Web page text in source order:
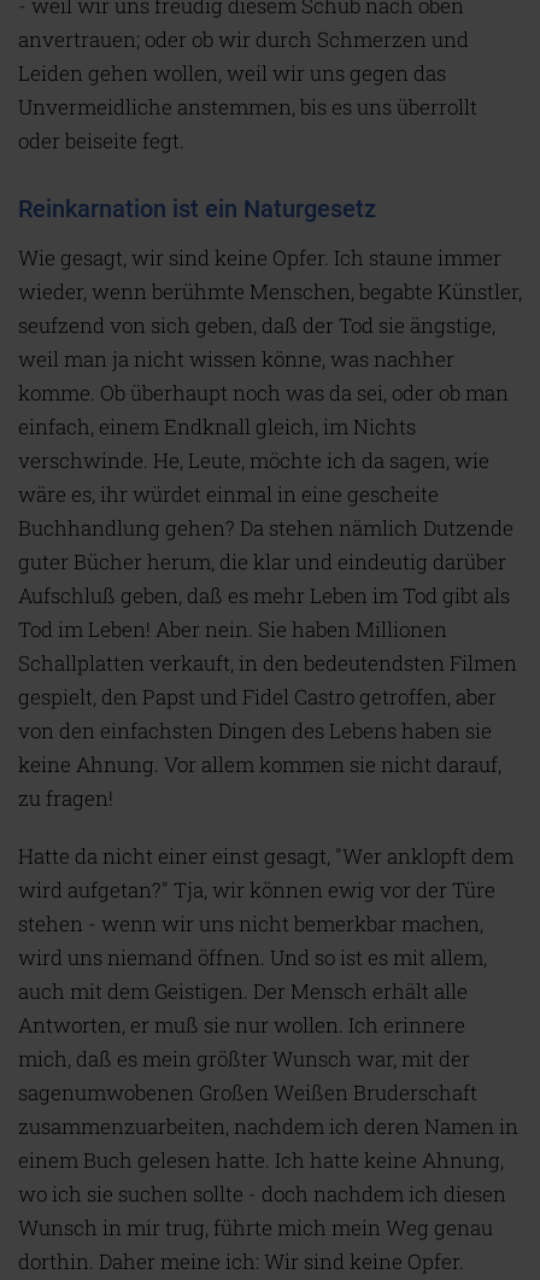
anvertrauen; oder ob wir durch Schmerzen und
Leiden gehen wollen, weil wir uns gegen das
Unvermeidliche anstemmen, bis es uns überrollt
oder beiseite fegt.
Reinkarnation ist ein Naturgesetz
Wie gesagt, wir sind keine Opfer. Ich staune immer
wieder, wenn berühmte Menschen, begabte Künstler,
seufzend von sich geben, daß der Tod sie ängstige,
weil man ja nicht wissen könne, was nachher
komme. Ob überhaupt noch was da sei, oder ob man
einfach, einem Endknall gleich, im Nichts
verschwinde. He, Leute, möchte ich da sagen, wie
wäre es, ihr würdet einmal in eine gescheite
Buchhandlung gehen? Da stehen nämlich Dutzende
guter Bücher herum, die klar und eindeutig darüber
Aufschluß geben, daß es mehr Leben im Tod gibt als
Tod im Leben! Aber nein. Sie haben Millionen
Schallplatten verkauft, in den bedeutendsten Filmen
gespielt, den Papst und Fidel Castro getroffen, aber
von den einfachsten Dingen des Lebens haben sie
keine Ahnung. Vor allem kommen sie nicht darauf,
zu fragen!
Hatte da nicht einer einst gesagt, "Wer anklopft dem
wird aufgetan?" Tja, wir können ewig vor der Türe
stehen - wenn wir uns nicht bemerkbar machen,
wird uns niemand öffnen. Und so ist es mit allem,
auch mit dem Geistigen. Der Mensch erhält alle
Antworten, er muß sie nur wollen. Ich erinnere
mich, daß es mein größter Wunsch war, mit der
sagenumwobenen Großen Weißen Bruderschaft
zusammenzuarbeiten, nachdem ich deren Namen in
einem Buch gelesen hatte. Ich hatte keine Ahnung,
wo ich sie suchen sollte - doch nachdem ich diesen
Wunsch in mir trug, führte mich mein Weg genau
dorthin. Daher meine ich: Wir sind keine Opfer.